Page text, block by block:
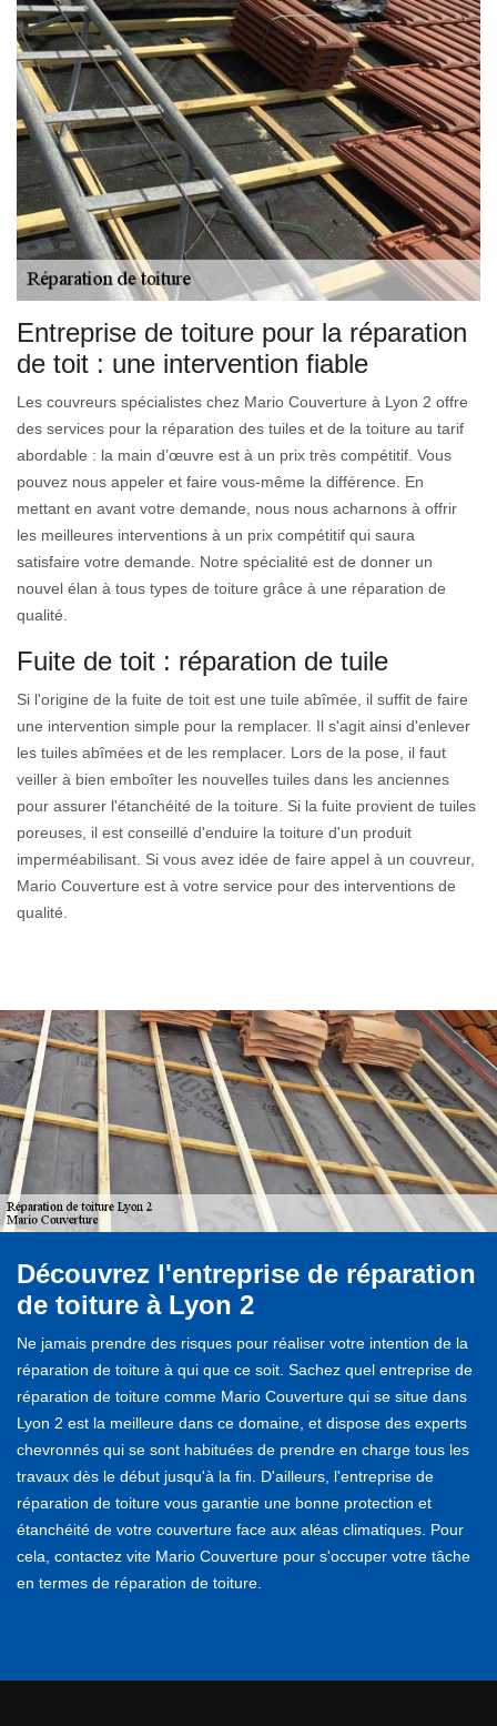
Entreprise de toiture pour la réparation
de toit : une intervention fiable
Les couvreurs spécialistes chez Mario Couverture à Lyon 2 offre
des services pour la réparation des tuiles et de la toiture au tarif
abordable : la main d’œuvre est à un prix très compétitif. Vous
pouvez nous appeler et faire vous-même la différence. En
mettant en avant votre demande, nous nous acharnons à offrir
les meilleures interventions à un prix compétitif qui saura
satisfaire votre demande. Notre spécialité est de donner un
nouvel élan à tous types de toiture grâce à une réparation de
qualité.
Fuite de toit : réparation de tuile
Si l'origine de la fuite de toit est une tuile abîmée, il suffit de faire
une intervention simple pour la remplacer. Il s'agit ainsi d'enlever
les tuiles abîmées et de les remplacer. Lors de la pose, il faut
veiller à bien emboîter les nouvelles tuiles dans les anciennes
pour assurer l'étanchéité de la toiture. Si la fuite provient de tuiles
poreuses, il est conseillé d'enduire la toiture d'un produit
imperméabilisant. Si vous avez idée de faire appel à un couvreur,
Mario Couverture est à votre service pour des interventions de
qualité.
Découvrez l'entreprise de réparation
de toiture à Lyon 2
Ne jamais prendre des risques pour réaliser votre intention de la
réparation de toiture à qui que ce soit. Sachez quel entreprise de
réparation de toiture comme Mario Couverture qui se situe dans
Lyon 2 est la meilleure dans ce domaine, et dispose des experts
chevronnés qui se sont habituées de prendre en charge tous les
travaux dès le début jusqu'à la fin. D'ailleurs, l'entreprise de
réparation de toiture vous garantie une bonne protection et
étanchéité de votre couverture face aux aléas climatiques. Pour
cela, contactez vite Mario Couverture pour s'occuper votre tâche
en termes de réparation de toiture.